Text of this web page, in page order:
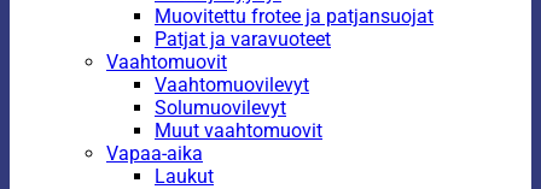
Muovitettu frotee ja patjansuojat
Patjat ja varavuoteet
Vaahtomuovit
Vaahtomuovilevyt
Solumuovilevyt
Muut vaahtomuovit
Vapaa-aika
Laukut